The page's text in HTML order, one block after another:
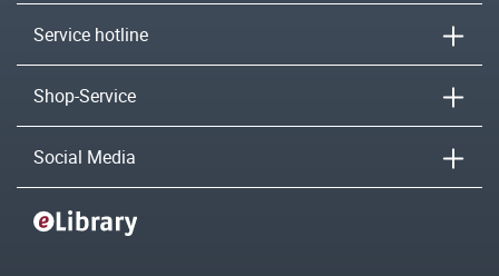
Service hotline
Shop-Service
Social Media